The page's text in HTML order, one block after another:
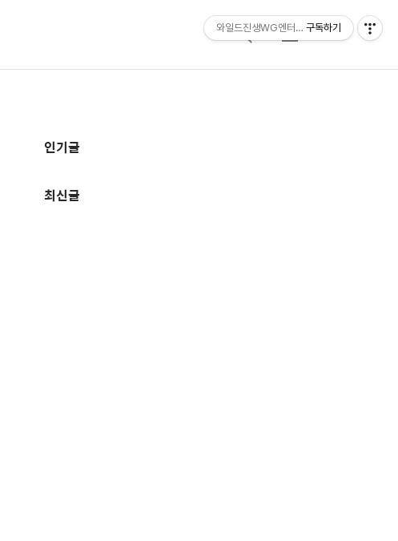
검
메
추
정
인기글
최신글
와일드진생WG엔터테인먼트
구독하기